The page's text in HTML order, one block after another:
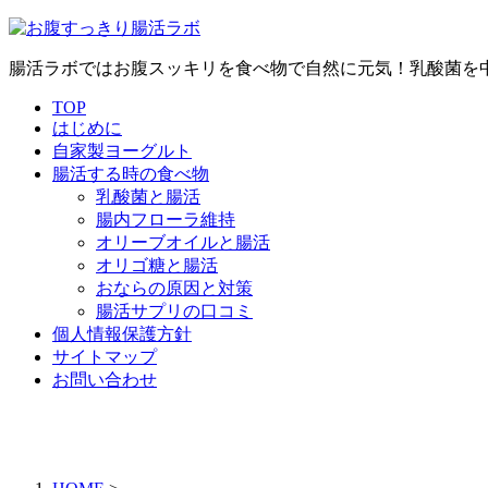
腸活ラボではお腹スッキリを食べ物で自然に元気！乳酸菌を
TOP
はじめに
自家製ヨーグルト
腸活する時の食べ物
乳酸菌と腸活
腸内フローラ維持
オリーブオイルと腸活
オリゴ糖と腸活
おならの原因と対策
腸活サプリの口コミ
個人情報保護方針
サイトマップ
お問い合わせ